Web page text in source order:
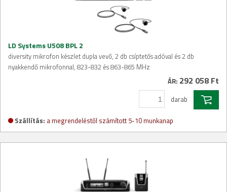
LD Systems U508 BPL 2
diversity mikrofon készlet dupla vevő, 2 db csíptetős adóval és 2 db
nyakkendő mikrofonnal, 823-832 és 863-865 MHz
ÁR: 292 058 Ft
darab
Szállítás: a megrendeléstől számított 5-10 munkanap